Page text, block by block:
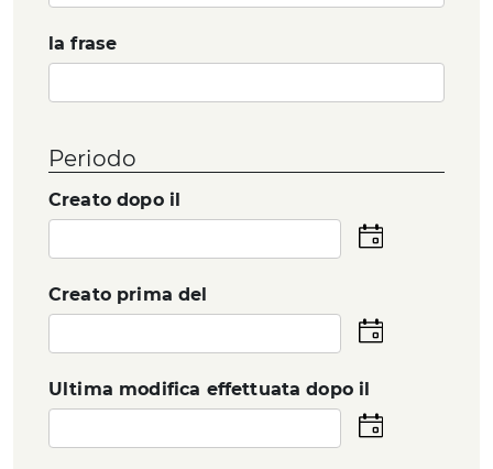
la frase
Periodo
Creato dopo il
Seleziona
la
Creato prima del
Seleziona
la
Ultima modifica effettuata dopo il
Seleziona
la